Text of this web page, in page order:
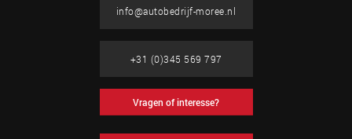
info@autobedrijf-moree.nl
+31 (0)345 569 797
Vragen of interesse?